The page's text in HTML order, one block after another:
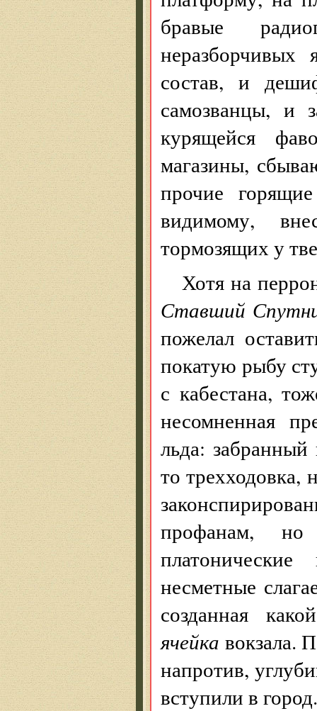
бравые
состав, и
самозванцы, и
курящейся
магазины,
прочие
видимому,
тормозящих у
Хотя на
Ставший
пожелал
покатую рыбу
с кабестана,
несомненная
льда:
то трехходовка,
профанам,
несметные
созданная
ячейка вокзала.
напротив,
вступили в город.